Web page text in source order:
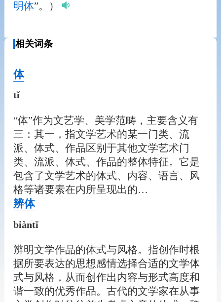
明体”。）
相关词条
体
tǐ
“体”作为文艺学、美学范畴，主要含义有
三：其一，指文学艺术的某一门类、流
派、体式、作品区别于其他文学艺术门
类、流派、体式、作品的整体特征。它是
包含了文学艺术的体式、内容、语言、风
格等诸要素在内所呈现出的…
辨体
biàntǐ
辨明文学作品的体式与风格。指创作时根
据所要表达的思想感情选择合适的文学体
式与风格，从而创作出内容与形式高度和
谐一致的优秀作品。古代的文学家在从事